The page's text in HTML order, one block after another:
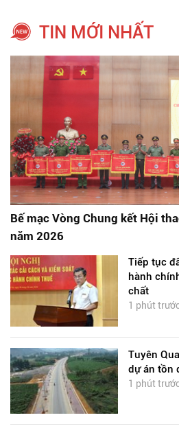
TIN MỚI NHẤT
Bế mạc Vòng Chung kết Hội
năm 2026
Tiếp tục
hành
chất
1 phút trước
Tuyên
dự án tồn
1 phút trước